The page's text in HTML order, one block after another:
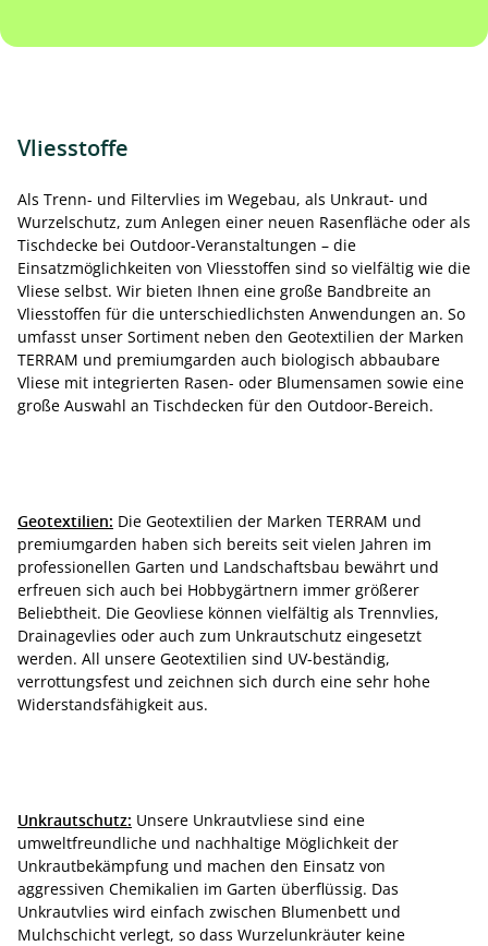
Vliesstoffe
Als Trenn- und Filtervlies im Wegebau, als Unkraut- und
Wurzelschutz, zum Anlegen einer neuen Rasenfläche oder als
Tischdecke bei Outdoor-Veranstaltungen – die
Einsatzmöglichkeiten von Vliesstoffen sind so vielfältig wie die
Vliese selbst. Wir bieten Ihnen eine große Bandbreite an
Vliesstoffen für die unterschiedlichsten Anwendungen an. So
umfasst unser Sortiment neben den Geotextilien der Marken
TERRAM und premiumgarden auch biologisch abbaubare
Vliese mit integrierten Rasen- oder Blumensamen sowie eine
große Auswahl an Tischdecken für den Outdoor-Bereich.
Geotextilien: Die Geotextilien der Marken TERRAM und
premiumgarden haben sich bereits seit vielen Jahren im
professionellen Garten und Landschaftsbau bewährt und
erfreuen sich auch bei Hobbygärtnern immer größerer
Beliebtheit. Die Geovliese können vielfältig als Trennvlies,
Drainagevlies oder auch zum Unkrautschutz eingesetzt
werden. All unsere Geotextilien sind UV-beständig,
verrottungsfest und zeichnen sich durch eine sehr hohe
Widerstandsfähigkeit aus.
Unkrautschutz: Unsere Unkrautvliese sind eine
umweltfreundliche und nachhaltige Möglichkeit der
Unkrautbekämpfung und machen den Einsatz von
aggressiven Chemikalien im Garten überflüssig. Das
Unkrautvlies wird einfach zwischen Blumenbett und
Mulchschicht verlegt, so dass Wurzelunkräuter keine